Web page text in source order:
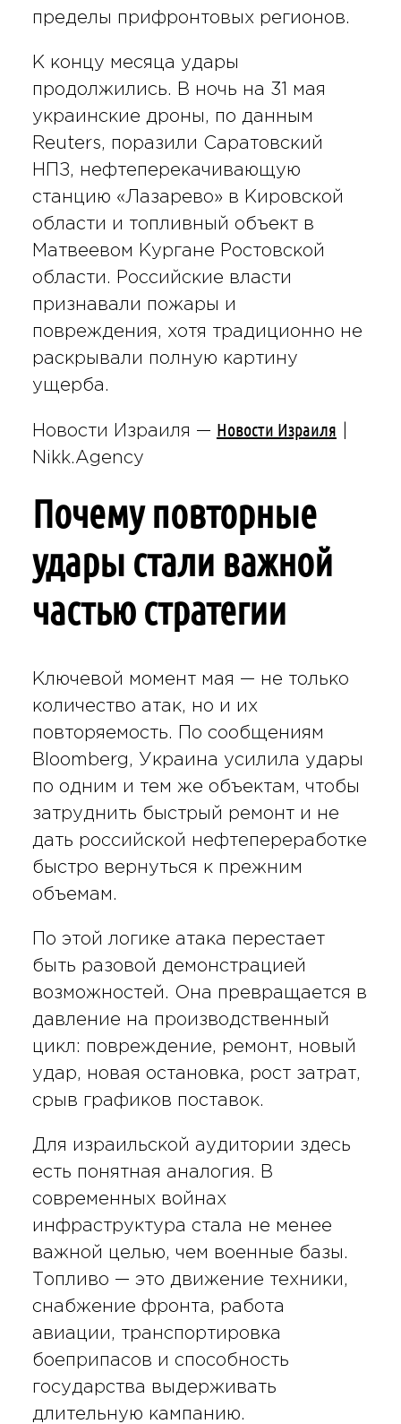
пределы прифронтовых регионов.
К концу месяца удары
продолжились. В ночь на 31 мая
украинские дроны, по данным
Reuters, поразили Саратовский
НПЗ, нефтеперекачивающую
станцию «Лазарево» в Кировской
области и топливный объект в
Матвеевом Кургане Ростовской
области. Российские власти
признавали пожары и
повреждения, хотя традиционно не
раскрывали полную картину
ущерба.
Новости Израиля — Новости Израиля
Nikk.Agency
Почему повторные
удары стали важной
частью стратегии
Ключевой момент мая — не только
количество атак, но и их
повторяемость. По сообщениям
Bloomberg, Украина усилила удары
по одним и тем же объектам, чтобы
затруднить быстрый ремонт и не
дать российской нефтепереработке
быстро вернуться к прежним
объемам.
По этой логике атака перестает
быть разовой демонстрацией
возможностей. Она превращается в
давление на производственный
цикл: повреждение, ремонт, новый
удар, новая остановка, рост затрат,
срыв графиков поставок.
Для израильской аудитории здесь
есть понятная аналогия. В
современных войнах
инфраструктура стала не менее
важной целью, чем военные базы.
Топливо — это движение техники,
снабжение фронта, работа
авиации, транспортировка
боеприпасов и способность
государства выдерживать
длительную кампанию.